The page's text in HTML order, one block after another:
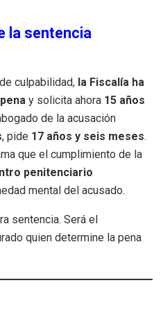
la sentencia
culpabilidad, la Fiscalía ha
y solicita ahora 15 años
de la acusación
, pide 17 años y seis meses.
que el cumplimiento de la
penitenciario
mental del acusado.
sentencia. Será el
quien determine la pena